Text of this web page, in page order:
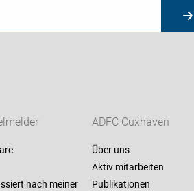
nach meiner
ADFC Cuxhaven
Über uns
Aktiv mitarbeiten
Publikationen